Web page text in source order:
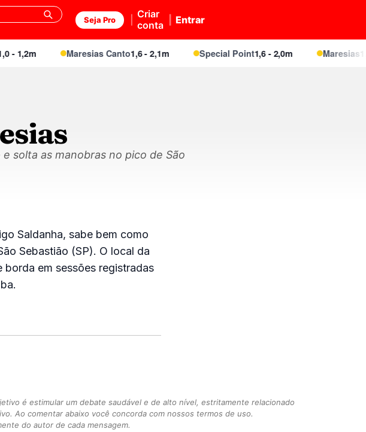
Seja Pro
Criar
conta
Entrar
1,2m Maresias Canto1,6 - 2,1m Special Point1,6 - 2,0m Maresias1,6
solta as manobras no pico de São
Saldanha, sabe bem como
Sebastião (SP). O local da
em sessões registradas
é estimular um debate saudável e de alto nível, estritamente relacionado
Ao comentar abaixo você concorda com nossos termos de uso.
do autor de cada mensagem.